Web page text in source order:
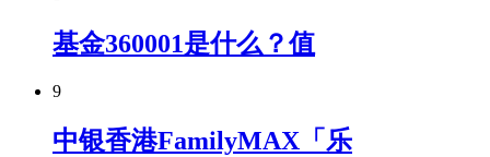
基金360001是什么？值
9
中银香港FamilyMAX「乐